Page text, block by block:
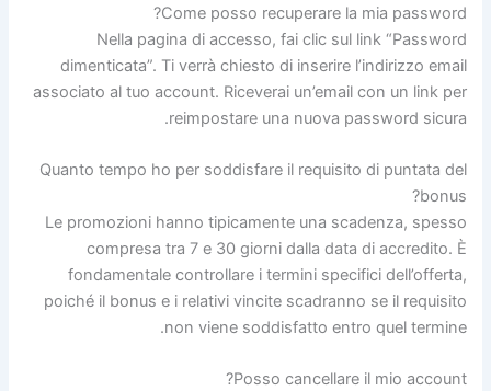
Come posso recuperare la mia password?
Nella pagina di accesso, fai clic sul link “Password
dimenticata”. Ti verrà chiesto di inserire l’indirizzo email
associato al tuo account. Riceverai un’email con un link per
reimpostare una nuova password sicura.
Quanto tempo ho per soddisfare il requisito di puntata del
bonus?
Le promozioni hanno tipicamente una scadenza, spesso
compresa tra 7 e 30 giorni dalla data di accredito. È
fondamentale controllare i termini specifici dell’offerta,
poiché il bonus e i relativi vincite scadranno se il requisito
non viene soddisfatto entro quel termine.
Posso cancellare il mio account?